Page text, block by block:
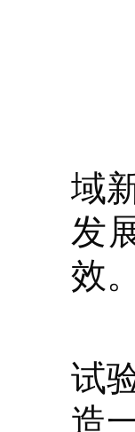
域
发
效。
试
造